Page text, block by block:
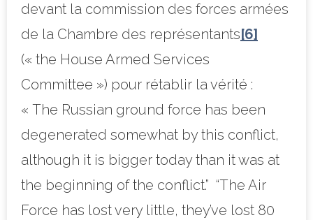
devant la commission des forces armées
de la Chambre des représentants[6]
(« the House Armed Services
Committee ») pour rétablir la vérité :
« The Russian ground force has been
degenerated somewhat by this conflict,
although it is bigger today than it was at
the beginning of the conflict.” “The Air
Force has lost very little, they’ve lost 80